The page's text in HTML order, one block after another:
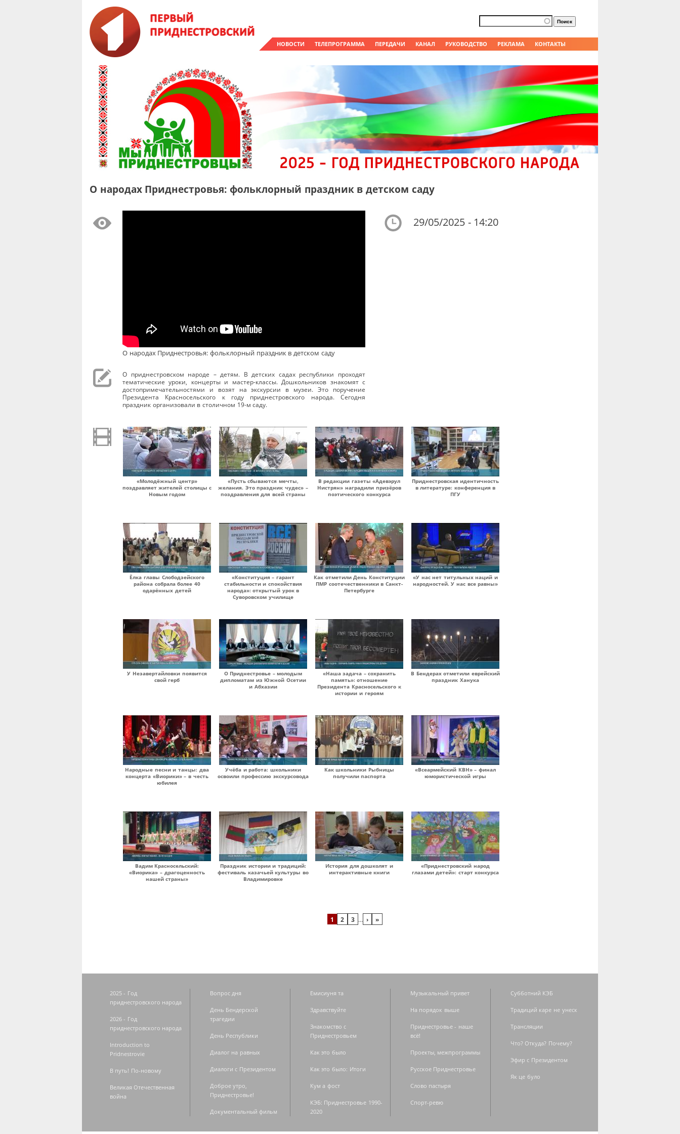
НОВОСТИ ТЕЛЕПРОГРАММА ПЕРЕДАЧИ КАНАЛ РУКОВОДСТВО РЕКЛАМА КОНТАКТЫ
Форма поиска
Поиск
О народах Приднестровья: фольклорный праздник в детском саду
О народах Приднестровья: фольклорный праздник в детском саду
О приднестровском народе – детям. В детских садах республики проходят
тематические уроки, концерты и мастер-классы. Дошкольников знакомят с
достопримечательностями и возят на экскурсии в музеи. Это поручение
Президента Красносельского к году приднестровского народа. Сегодня
праздник организовали в столичном 19-м саду.
29/05/2025 - 14:20
«Молодёжный центр»
поздравляет жителей столицы с
Новым годом
«Пусть сбываются мечты,
желания. Это праздник чудес» –
поздравления для всей страны
В редакции газеты «Адевэрул
Нистрян» наградили призёров
поэтического конкурса
Приднестровская идентичность
в литературе: конференция в
ПГУ
Ёлка главы Слободзейского
района собрала более 40
одарённых детей
«Конституция – гарант
стабильности и спокойствия
народа»: открытый урок в
Суворовском училище
Как отметили День Конституции
ПМР соотечественники в Санкт-
Петербурге
«У нас нет титульных наций и
народностей. У нас все равны»
У Незавертайловки появится
свой герб
О Приднестровье – молодым
дипломатам из Южной Осетии
и Абхазии
«Наша задача – сохранить
память»: отношение
Президента Красносельского к
истории и героям
В Бендерах отметили еврейский
праздник Ханука
Народные песни и танцы: два
концерта «Виорики» – в честь
юбилея
Учёба и работа: школьники
освоили профессию экскурсовода
Как школьники Рыбницы
получили паспорта
«Всеармейский КВН» – финал
юмористической игры
Вадим Красносельский:
«Виорика» – драгоценность
нашей страны»
Праздник истории и традиций:
фестиваль казачьей культуры во
Владимировке
История для дошколят и
интерактивные книги
«Приднестровский народ
глазами детей»: старт конкурса
1 2 3 … › »
2025 - Год
приднестровского народа
2026 - Год
приднестровского народа
Introduction to
Pridnestrovie
В путь! По-новому
Великая Отечественная
война
Вопрос дня
День Бендерской
трагедии
День Республики
Диалог на равных
Диалоги с Президентом
Доброе утро,
Приднестровье!
Документальный фильм
Емисиуня та
Здравствуйте
Знакомство с
Приднестровьем
Как это было
Как это было: Итоги
Кум а фост
КЭБ: Приднестровье 1990-
2020
Музыкальный привет
На порядок выше
Приднестровье - наше
всё!
Проекты, межпрограммы
Русское Приднестровье
Слово пастыря
Спорт-ревю
Субботний КЭБ
Традиций каре не унеск
Трансляции
Что? Откуда? Почему?
Эфир с Президентом
Як це було